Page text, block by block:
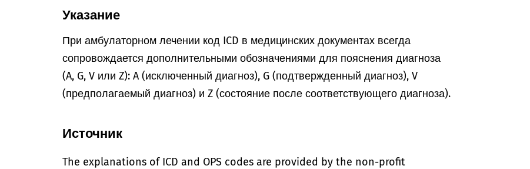
Указание
При амбулаторном лечении код ICD в медицинских документах всегда
сопровождается дополнительными обозначениями для пояснения диагноза
(A, G, V или Z): A (исключенный диагноз), G (подтвержденный диагноз), V
(предполагаемый диагноз) и Z (состояние после соответствующего диагноза).
Источник
The explanations of ICD and OPS codes are provided by the non-profit